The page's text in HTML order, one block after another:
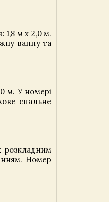
1,8 м х 2,0 м.
ванну та
м. У номері
спальне
розкладним
Номер